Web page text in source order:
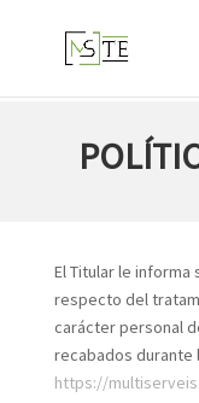
El Titular le informa
respecto del
carácter personal
recabados durante
https://